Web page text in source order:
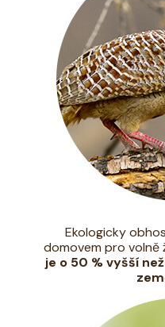
Ekologicky
domovem pro volně
je o 50 % vyšší